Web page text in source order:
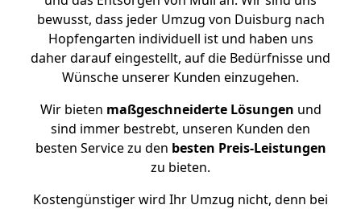
bewusst, dass jeder Umzug von Duisburg nach
Hopfengarten individuell ist und haben uns
daher darauf eingestellt, auf die Bedürfnisse und
Wünsche unserer Kunden einzugehen.
Wir bieten maßgeschneiderte Lösungen und
sind immer bestrebt, unseren Kunden den
besten Service zu den besten Preis-Leistungen
zu bieten.
Kostengünstiger wird Ihr Umzug nicht, denn bei